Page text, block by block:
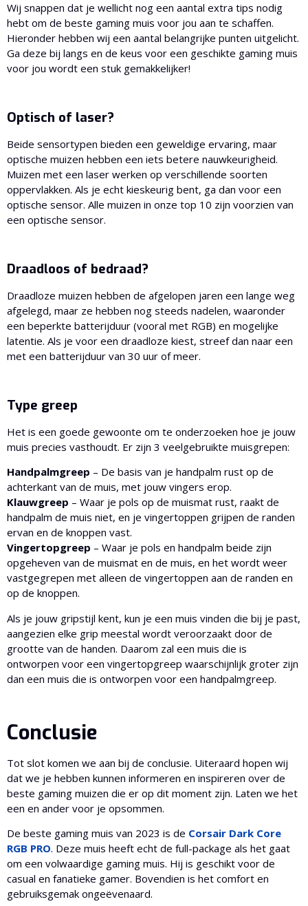
Wij snappen dat je wellicht nog een aantal extra tips nodig
hebt om de beste gaming muis voor jou aan te schaffen.
Hieronder hebben wij een aantal belangrijke punten uitgelicht.
Ga deze bij langs en de keus voor een geschikte gaming muis
voor jou wordt een stuk gemakkelijker!
Optisch of laser?
Beide sensortypen bieden een geweldige ervaring, maar
optische muizen hebben een iets betere nauwkeurigheid.
Muizen met een laser werken op verschillende soorten
oppervlakken. Als je echt kieskeurig bent, ga dan voor een
optische sensor. Alle muizen in onze top 10 zijn voorzien van
een optische sensor.
Draadloos of bedraad?
Draadloze muizen hebben de afgelopen jaren een lange weg
afgelegd, maar ze hebben nog steeds nadelen, waaronder
een beperkte batterijduur (vooral met RGB) en mogelijke
latentie. Als je voor een draadloze kiest, streef dan naar een
met een batterijduur van 30 uur of meer.
Type greep
Het is een goede gewoonte om te onderzoeken hoe je jouw
muis precies vasthoudt. Er zijn 3 veelgebruikte muisgrepen:
Handpalmgreep – De basis van je handpalm rust op de
achterkant van de muis, met jouw vingers erop.
Klauwgreep – Waar je pols op de muismat rust, raakt de
handpalm de muis niet, en je vingertoppen grijpen de randen
ervan en de knoppen vast.
Vingertopgreep – Waar je pols en handpalm beide zijn
opgeheven van de muismat en de muis, en het wordt weer
vastgegrepen met alleen de vingertoppen aan de randen en
op de knoppen.
Als je jouw gripstijl kent, kun je een muis vinden die bij je past,
aangezien elke grip meestal wordt veroorzaakt door de
grootte van de handen. Daarom zal een muis die is
ontworpen voor een vingertopgreep waarschijnlijk groter zijn
dan een muis die is ontworpen voor een handpalmgreep.
Conclusie
Tot slot komen we aan bij de conclusie. Uiteraard hopen wij
dat we je hebben kunnen informeren en inspireren over de
beste gaming muizen die er op dit moment zijn. Laten we het
een en ander voor je opsommen.
De beste gaming muis van 2023 is de Corsair Dark Core
RGB PRO. Deze muis heeft echt de full-package als het gaat
om een volwaardige gaming muis. Hij is geschikt voor de
casual en fanatieke gamer. Bovendien is het comfort en
gebruiksgemak ongeëvenaard.